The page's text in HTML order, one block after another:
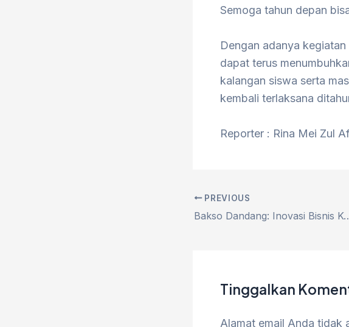
Semoga tahun depan
Dengan adanya
dapat terus
kalangan siswa serta
kembali terlaksana
Reporter : Rina Mei Zul
PREVIOUS
Bakso Dandang: Inovasi Bisnis Kuliner
Tinggalkan
Alamat email Anda tidak